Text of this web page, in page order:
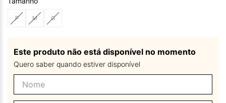
P M G
Este produto não está disponível no momento
Quero saber quando estiver disponível